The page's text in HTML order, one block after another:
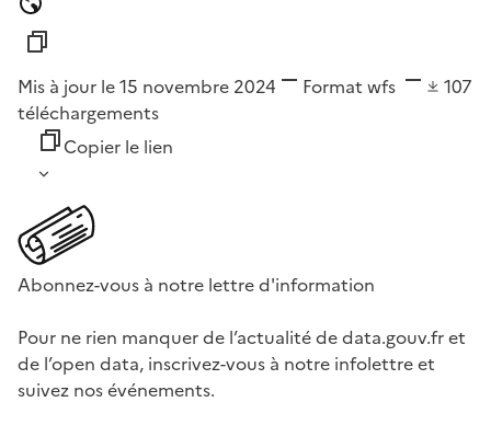
Mis à jour le 15 novembre 2024 Format wfs
107
téléchargements
Copier le lien
Abonnez-vous à notre lettre d'information
Pour ne rien manquer de l’actualité de data.gouv.fr et
de l’open data, inscrivez-vous à notre infolettre et
suivez nos événements.